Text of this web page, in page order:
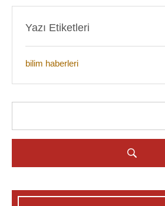
Yazı Etiketleri
bilim haberleri